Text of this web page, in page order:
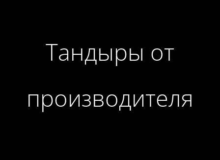
Тандыры от
производителя